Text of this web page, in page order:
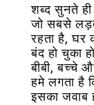
शब्द सुनते
जो सबसे
रहता है, घर
बंद हो चुका
बीबी, बच्चे
हमे लगता है
इसका जवाब